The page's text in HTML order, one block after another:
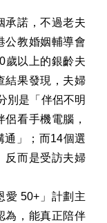
承諾，不過老夫
公教婚姻輔導會
歲以上的銀齡夫
結果發現，夫婦
別是「伴侶不明
看手機電腦，
通」；而14個選
反而是受訪夫婦
愛 50+」計劃主
為，能真正陪伴